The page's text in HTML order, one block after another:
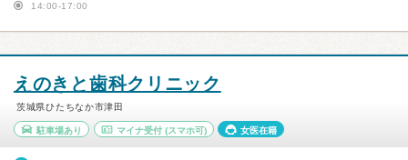
14:00-17:00
えのきと歯科クリニック
茨城県ひたちなか市津田
駐車場あり マイナ受付(スマホ可) 女医在籍